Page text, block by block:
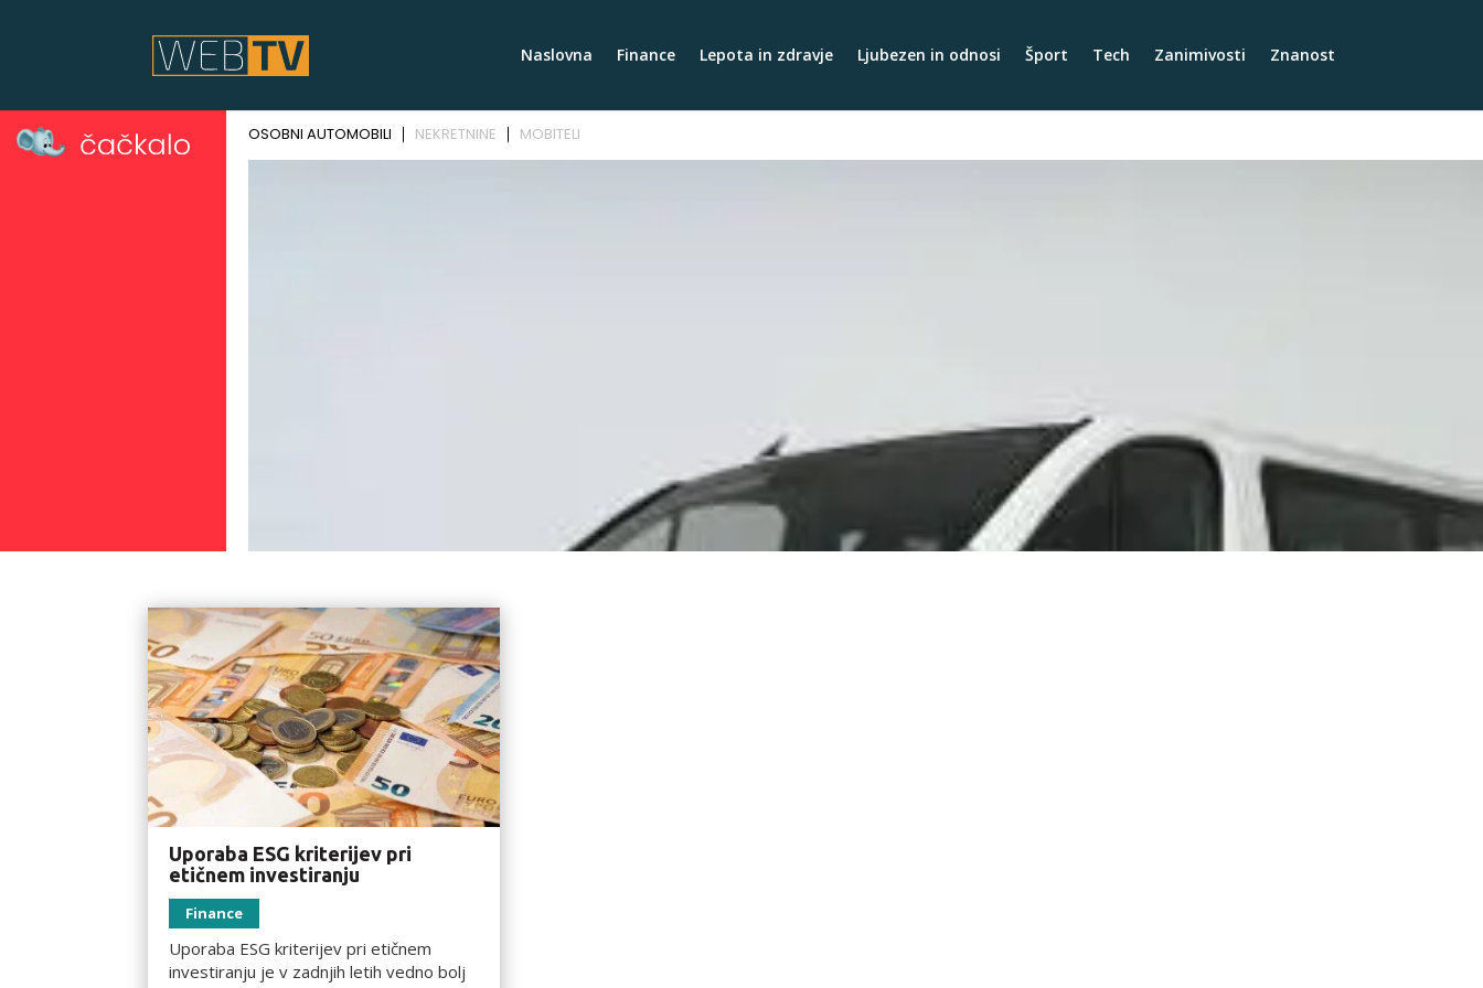
Naslovna Finance Lepota in zdravje Ljubezen in odnosi Šport Tech Zanimivosti Znanost
Uporaba ESG kriterijev pri
etičnem investiranju
Finance
Uporaba ESG kriterijev pri etičnem
investiranju je v zadnjih letih vedno bolj